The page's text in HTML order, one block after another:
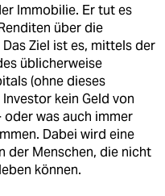
Immobilie. Er tut es
über die
Ziel ist es, mittels der
üblicherweise
(ohne dieses
kein Geld von
oder was auch immer
Dabei wird eine
der Menschen, die nicht
können.